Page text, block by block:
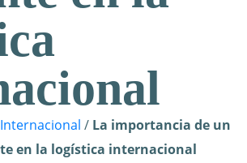
/ La importancia de un
en la logística internacional